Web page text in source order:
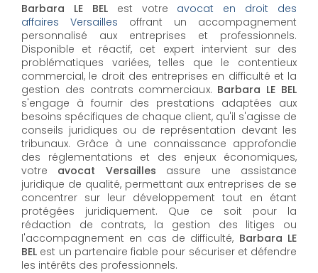
Barbara LE BELest votre avocat en droit des
affaires Versailles offrant un accompagnement
personnalisé aux entreprises et professionnels.
Disponible et réactif, cet expert intervient sur des
problématiques variées, telles que le contentieux
commercial, le droit des entreprises en difficulté et la
gestion des contrats commerciaux. Barbara LE BEL
s'engage à fournir des prestations adaptées aux
besoins spécifiques de chaque client, qu'il s'agisse de
conseils juridiques ou de représentation devant les
tribunaux. Grâce à une connaissance approfondie
des réglementations et des enjeux économiques,
votre avocat Versailles assure une assistance
juridique de qualité, permettant aux entreprises de se
concentrer sur leur développement tout en étant
protégées juridiquement. Que ce soit pour la
rédaction de contrats, la gestion des litiges ou
l'accompagnement en cas de difficulté, Barbara LE
BEL​​​​​​​ est un partenaire fiable pour sécuriser et défendre
les intérêts des professionnels.